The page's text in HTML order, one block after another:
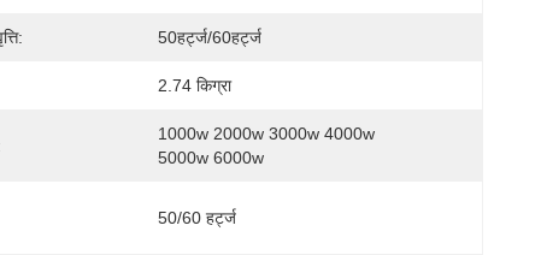
50हर्ट्ज/60हर्ट्ज
2.74 किग्रा
1000w 2000w 3000w 4000w
5000w 6000w
50/60 हर्ट्ज